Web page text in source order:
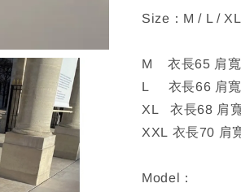
Size：M / L /
M 衣長65 肩寬
L 衣長66 肩寬
XL 衣長68 肩
XXL 衣長70 肩
Model：